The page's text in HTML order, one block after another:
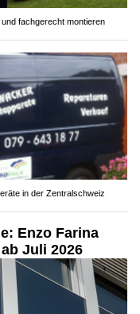
fachgerecht montieren
in der Zentralschweiz
Enzo Farina
Juli 2026